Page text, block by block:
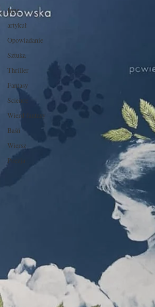
Inne
artykuł
Opowiadanie
Sztuka
Thriller
Fantasy
Science
Wierd fantasy
Baśń
Wiersz
Poezja